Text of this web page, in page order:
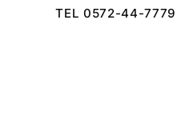
TEL 0572-44-7779